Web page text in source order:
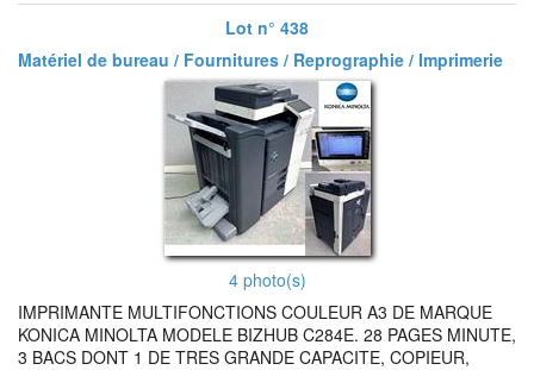
Lot n° 438
Matériel de bureau / Fournitures / Reprographie / Imprimerie
4 photo(s)
IMPRIMANTE MULTIFONCTIONS COULEUR A3 DE MARQUE
KONICA MINOLTA MODELE BIZHUB C284E. 28 PAGES MINUTE,
3 BACS DONT 1 DE TRES GRANDE CAPACITE, COPIEUR,